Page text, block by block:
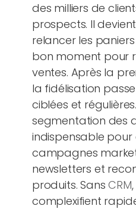
des milliers de
prospects. Il
relancer les
bon moment pour
ventes. Après la
la fidélisation
ciblées et
segmentation des
indispensable
campagnes
newsletters et
produits. SansCRM
complexifient